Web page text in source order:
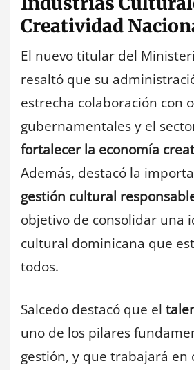
Creatividad
El nuevo titular del
resaltó que su
estrecha colaboración con
gubernamentales y el
fortalecer la economía
Además, destacó la
gestión cultural
objetivo de consolidar una
cultural dominicana que
todos.
Salcedo destacó que el
uno de los pilares
gestión, y que trabajará en